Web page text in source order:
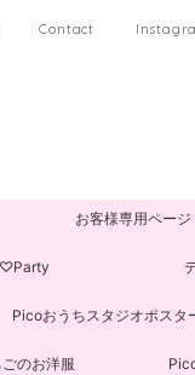
Contact
お客様専用ページ
♡Party
Picoおうちスタジオポスタ
のお洋服